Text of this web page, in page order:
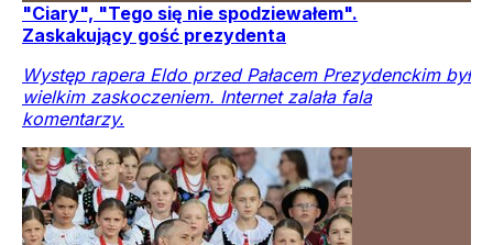
"Ciary", "Tego się nie spodziewałem".
Zaskakujący gość prezydenta
Występ rapera Eldo przed Pałacem Prezydenckim był
wielkim zaskoczeniem. Internet zalała fala
komentarzy.